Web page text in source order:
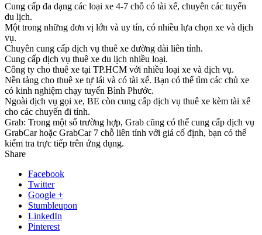
Cung cấp đa dạng các loại xe 4-7 chỗ có tài xế, chuyên các tuyến
du lịch.
Một trong những đơn vị lớn và uy tín, có nhiều lựa chọn xe và dịch
vụ.
Chuyên cung cấp dịch vụ thuê xe đường dài liên tỉnh.
Cung cấp dịch vụ thuê xe du lịch nhiều loại.
Công ty cho thuê xe tại TP.HCM với nhiều loại xe và dịch vụ.
Nền tảng cho thuê xe tự lái và có tài xế. Bạn có thể tìm các chủ xe
có kinh nghiệm chạy tuyến Bình Phước.
Ngoài dịch vụ gọi xe, BE còn cung cấp dịch vụ thuê xe kèm tài xế
cho các chuyến đi tỉnh.
Grab: Trong một số trường hợp, Grab cũng có thể cung cấp dịch vụ
GrabCar hoặc GrabCar 7 chỗ liên tỉnh với giá cố định, bạn có thể
kiểm tra trực tiếp trên ứng dụng.
Share
Facebook
Twitter
Google +
Stumbleupon
LinkedIn
Pinterest